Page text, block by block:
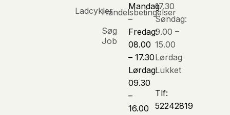
LadcyklerHandelsbetingelser
Søg
Job
Mandag
–
Fredag:
08.00
– 17.30
Lørdag:
09.30
–
16.00
17.30
Søndag:
9.00 –
15.00
Lørdag
Lukket
Tlf:
52242819